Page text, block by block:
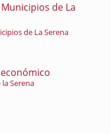
de La
de La Serena
Serena